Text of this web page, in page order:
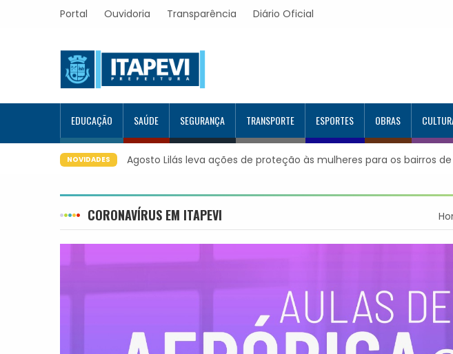
Portal Ouvidoria Transparência Diário Oficial
EDUCAÇÃO SAÚDE SEGURANÇA TRANSPORTE ESPORTES OBRAS
NOVIDADES Prefeitura de Itapevi implanta confirmação de consultas e exames
CORONAVÍRUS EM ITAPEVI